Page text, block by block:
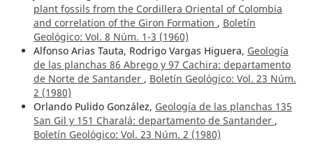
plant fossils from the Cordillera Oriental of Colombia
and correlation of the Giron Formation , Boletín
Geológico: Vol. 8 Núm. 1-3 (1960)
Alfonso Arias Tauta, Rodrigo Vargas Higuera, Geología
de las planchas 86 Abrego y 97 Cachira: departamento
de Norte de Santander , Boletín Geológico: Vol. 23 Núm.
2 (1980)
Orlando Pulido González, Geología de las planchas 135
San Gil y 151 Charalá: departamento de Santander ,
Boletín Geológico: Vol. 23 Núm. 2 (1980)